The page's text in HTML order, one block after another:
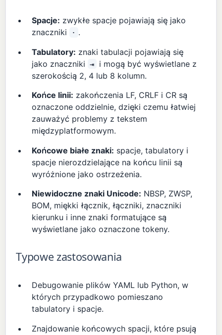
Spacje: zwykłe spacje pojawiają się jako
znaczniki
· .
Tabulatory: znaki tabulacji pojawiają się
jako znaczniki
⇥
i mogą być wyświetlane z
szerokością 2, 4 lub 8 kolumn.
Końce linii: zakończenia LF, CRLF i CR są
oznaczone oddzielnie, dzięki czemu łatwiej
zauważyć problemy z tekstem
międzyplatformowym.
Końcowe białe znaki: spacje, tabulatory i
spacje nierozdzielające na końcu linii są
wyróżnione jako ostrzeżenia.
Niewidoczne znaki Unicode: NBSP, ZWSP,
BOM, miękki łącznik, łączniki, znaczniki
kierunku i inne znaki formatujące są
wyświetlane jako oznaczone tokeny.
Typowe zastosowania
Debugowanie plików YAML lub Python, w
których przypadkowo pomieszano
tabulatory i spacje.
Znajdowanie końcowych spacji, które psują